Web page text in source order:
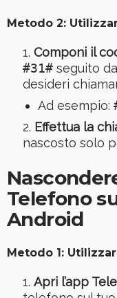
Metodo 2:
Componi il
#31#seguito
desideri
Ad esempio:
Effettua la
nascosto solo
Telefono
Android
Metodo 1:
Apri l’app